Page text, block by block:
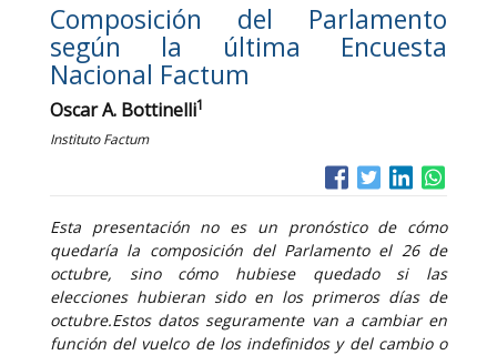
Composición del Parlamento
según la última Encuesta
Nacional Factum
Oscar A. Bottinelli1
Instituto Factum
Esta presentación no es un pronóstico de cómo
quedaría la composición del Parlamento el 26 de
octubre, sino cómo hubiese quedado si las
elecciones hubieran sido en los primeros días de
octubre.Estos datos seguramente van a cambiar en
función del vuelco de los indefinidos y del cambio o